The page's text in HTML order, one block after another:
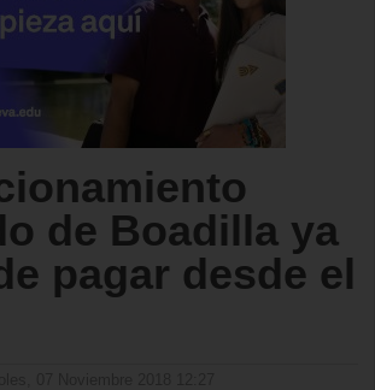
de Boadilla ya
pagar desde el